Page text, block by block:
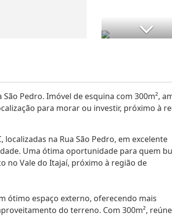
Pedro. Imóvel de esquina com 300m²,
para morar ou investir, próximo à
na Rua São Pedro, em excelente
Uma ótima oportunidade para quem
no Vale do Itajaí, próximo à região de
ótimo espaço externo, oferecendo mais
do terreno. Com 300m², reúne